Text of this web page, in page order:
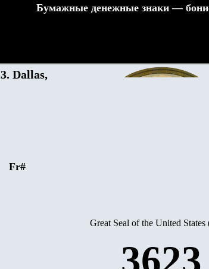
Бумажные денежные знаки —
Dallas,
Fr#
Great Seal of the United States